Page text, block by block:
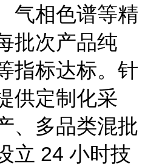
气相色谱等精
批次产品纯
指标达标。针
供定制化采
、多品类混批
立 24 小时技